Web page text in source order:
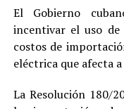
El Gobierno
incentivar el uso
costos de
eléctrica que afecta
La Resolución 180/